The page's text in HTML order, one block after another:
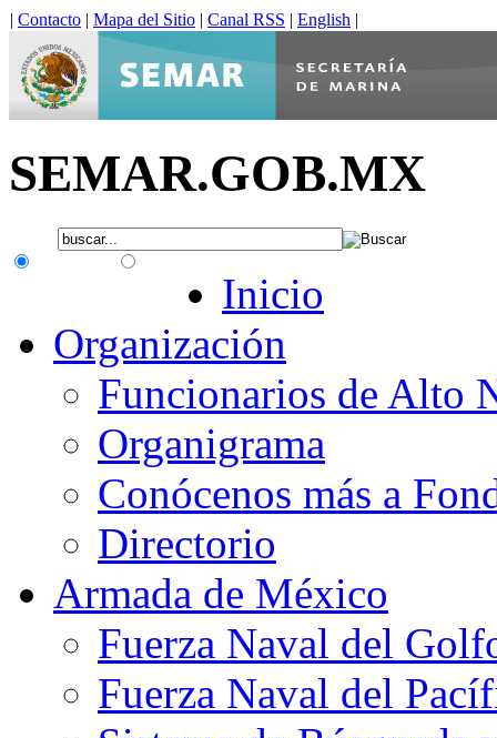
| Contacto | Mapa del Sitio | Canal RSS | English |
SEMAR.GOB.MX
Inicio
Organización
Funcionarios de Alto
Organigrama
Conócenos más a
Directorio
Armada de México
Fuerza Naval del
Fuerza Naval del